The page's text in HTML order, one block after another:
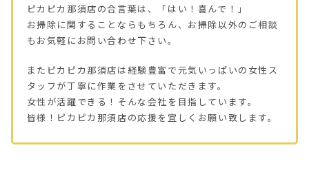
ピカピカ那須店の合言葉は、「はい！喜んで！」
お掃除に関することならもちろん、お掃除以外のご相談
もお気軽にお問い合わせ下さい。
またピカピカ那須店は経験豊富で元気いっぱいの女性ス
タッフが丁寧に作業をさせていただきます。
女性が活躍できる！そんな会社を目指しています。
皆様！ピカピカ那須店の応援を宜しくお願い致します。